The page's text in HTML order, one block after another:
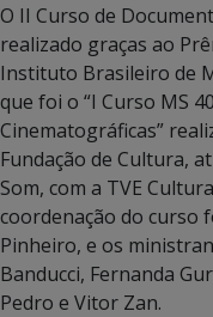
O II Curso de
realizado graças ao
Instituto Brasileiro de
que foi o “I Curso MS
Cinematográficas”
Fundação de Cultura,
Som, com a TVE
coordenação do curso
Pinheiro, e os
Banducci, Fernanda
Pedro e Vitor Zan.